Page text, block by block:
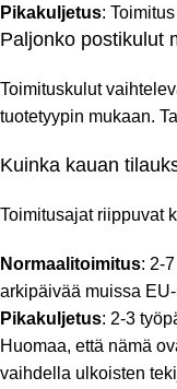
Pikakuljetus:
Paljonko postikulut
Toimituskulut
tuotetyypin mukaan.
Kuinka kauan
Toimitusajat riippuvat
Normaalitoimitus: 2-
arkipäivää muissa
Pikakuljetus: 2-3
Huomaa, että nämä
vaihdella ulkoisten